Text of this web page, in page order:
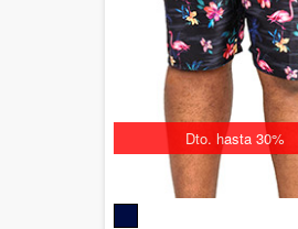
Dto. hasta 30%